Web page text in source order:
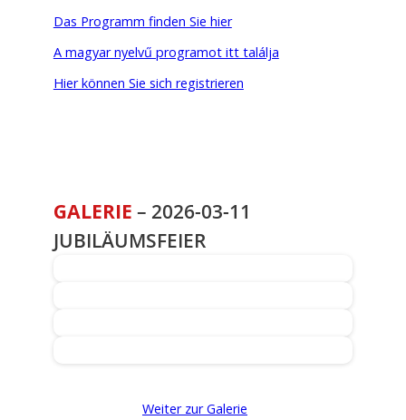
Das Programm finden Sie hier
A magyar nyelvű programot itt találja
Hier können Sie sich registrieren
GALERIE – 2026-03-11
JUBILÄUMSFEIER
Weiter zur Galerie